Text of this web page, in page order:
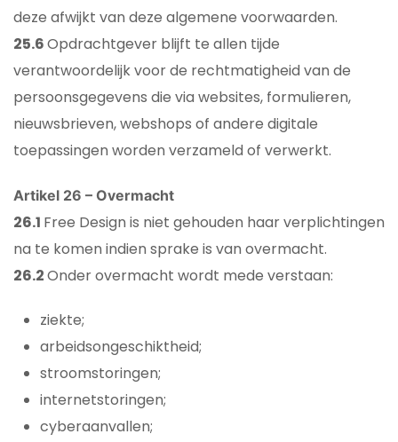
deze afwijkt van deze algemene voorwaarden.
25.6Opdrachtgever blijft te allen tijde
verantwoordelijk voor de rechtmatigheid van de
persoonsgegevens die via websites, formulieren,
nieuwsbrieven, webshops of andere digitale
toepassingen worden verzameld of verwerkt.
Artikel 26 – Overmacht
26.1 Free Design is niet gehouden haar verplichtingen
na te komen indien sprake is van overmacht.
26.2Onder overmacht wordt mede verstaan:
ziekte;
arbeidsongeschiktheid;
stroomstoringen;
internetstoringen;
cyberaanvallen;